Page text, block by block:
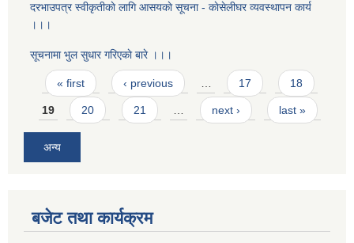
दरभाउपत्र स्वीकृतीकाे लागि आसयकाे सूचना - काेसेलीघर व्यवस्थापन कार्य
।।।
सूचनामा भुल सुधार गरिएकाे बारे ।।।
Pages
« first ‹ previous … 17 18
19 20 21 … next › last »
अन्य
बजेट तथा कार्यक्रम